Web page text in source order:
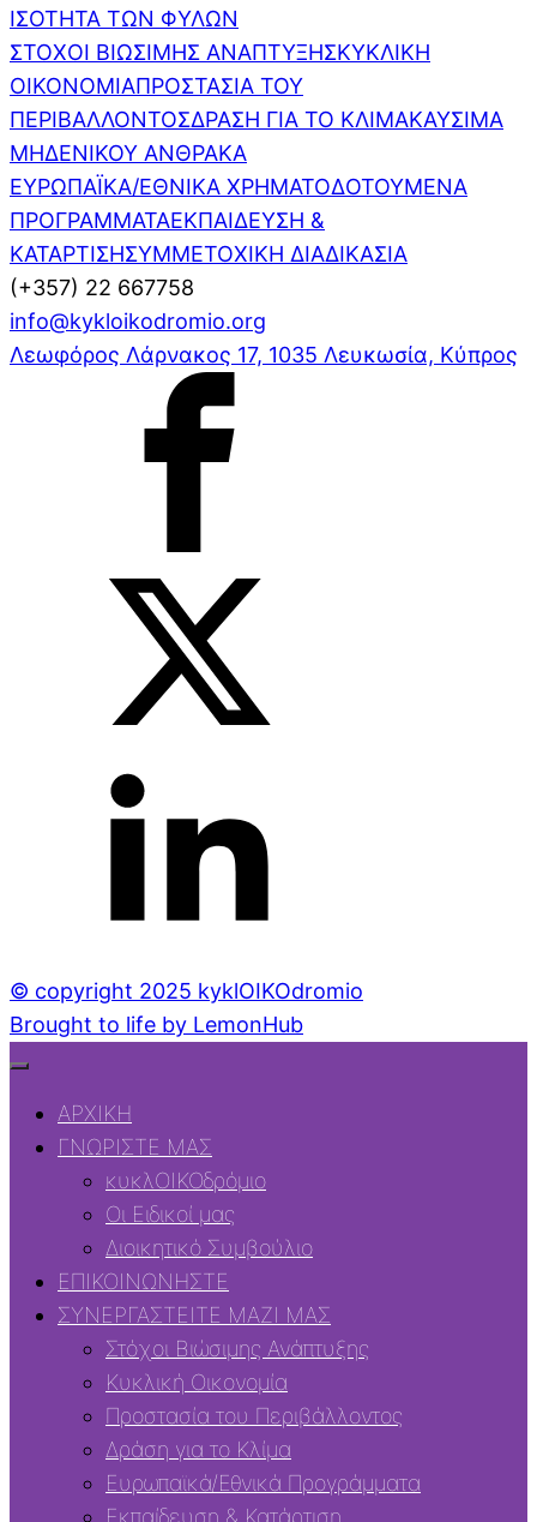
ΙΣΟΤΗΤΑ ΤΩΝ ΦΥΛΩΝ
ΣΤΟΧΟΙ ΒΙΩΣΙΜΗΣ ΑΝΑΠΤΥΞΗΣΚΥΚΛΙΚΗ
ΟΙΚΟΝΟΜΙΑΠΡΟΣΤΑΣΙΑ ΤΟΥ
ΠΕΡΙΒΑΛΛΟΝΤΟΣΔΡΑΣΗ ΓΙΑ ΤΟ ΚΛΙΜΑΚΑΥΣΙΜΑ
ΜΗΔΕΝΙΚΟΥ ΑΝΘΡΑΚΑ
ΕΥΡΩΠΑΪΚΑ/ΕΘΝΙΚΑ ΧΡΗΜΑΤΟΔΟΤΟΥΜΕΝΑ
ΠΡΟΓΡΑΜΜΑΤΑΕΚΠΑΙΔΕΥΣΗ &
ΚΑΤΑΡΤΙΣΗΣΥΜΜΕΤΟΧΙΚΗ ΔΙΑΔΙΚΑΣΙΑ
(+357) 22 667758
info@kykloikodromio.org
Λεωφόρος Λάρνακος 17, 1035 Λευκωσία, Κύπρος
© copyright 2025 kyklOIKOdromio
Brought to life by LemonHub
ΑΡΧΙΚΗ
ΓΝΩΡΙΣΤΕ ΜΑΣ
κυκλΟΙΚΟδρόμιο
Οι Ειδικοί μας
Διοικητικό Συμβούλιο
ΕΠΙΚΟΙΝΩΝΗΣΤΕ
ΣΥΝΕΡΓΑΣΤΕΙΤΕ ΜΑΖΙ ΜΑΣ
Στόχοι Βιώσιμης Ανάπτυξης
Κυκλική Οικονομία
Προστασία του Περιβάλλοντος
Δράση για το Κλίμα
Ευρωπαϊκά/Εθνικά Προγράμματα
Εκπαίδευση & Κατάρτιση